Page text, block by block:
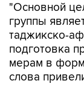
"Основной
группы
таджикско-
подготовка
мерам в
слова